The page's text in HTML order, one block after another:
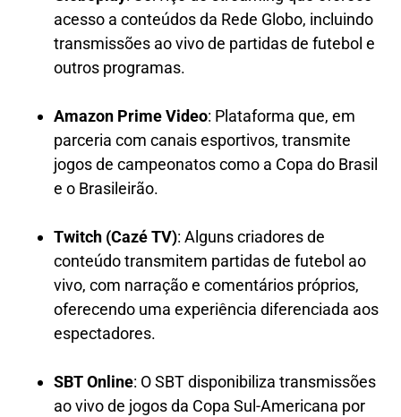
acesso a conteúdos da Rede Globo, incluindo
transmissões ao vivo de partidas de futebol e
outros programas.
Amazon Prime Video: Plataforma que, em
parceria com canais esportivos, transmite
jogos de campeonatos como a Copa do Brasil
e o Brasileirão.
Twitch (Cazé TV): Alguns criadores de
conteúdo transmitem partidas de futebol ao
vivo, com narração e comentários próprios,
oferecendo uma experiência diferenciada aos
espectadores.
SBT Online: O SBT disponibiliza transmissões
ao vivo de jogos da Copa Sul-Americana por